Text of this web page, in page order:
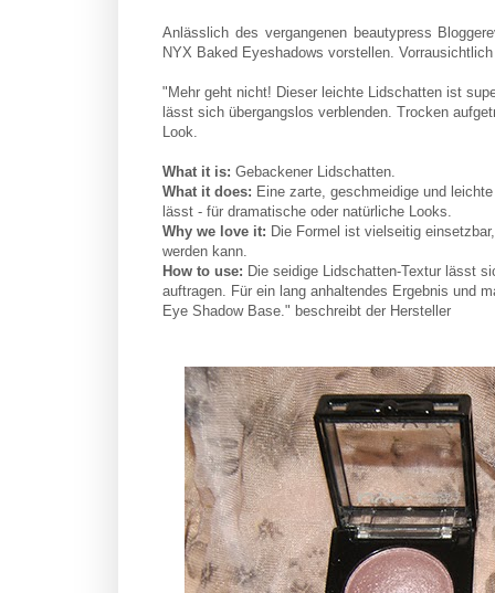
Anlässlich des vergangenen beautypress
NYX Baked Eyeshadows vorstellen.
"Mehr geht nicht! Dieser leichte Lidschatten ist
lässt sich übergangslos verblenden. Trocken
Look.
What it is: Gebackener Lidschatten.
What it does: Eine zarte, geschmeidige und
lässt - für dramatische oder natürliche Looks.
Why we love it: Die Formel ist vielseitig
werden kann.
How to use: Die seidige Lidschatten-Textur lässt
auftragen. Für ein lang anhaltendes Ergebnis und
Eye Shadow Base." beschreibt der Hersteller